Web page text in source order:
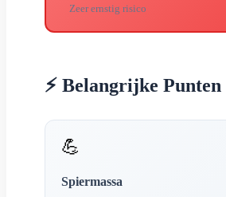
Zeer ernstig risico
⚡ Belangrijke Punten
💪
Spiermassa